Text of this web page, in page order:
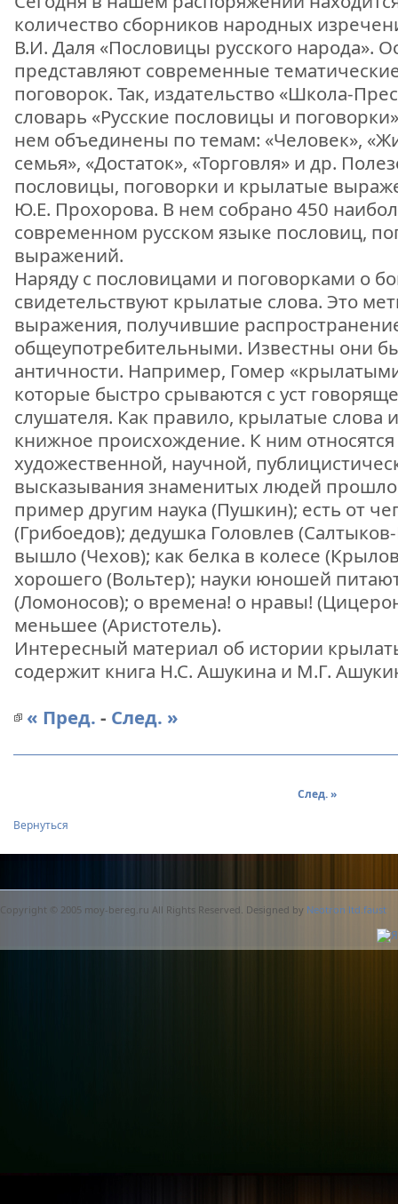
количество сборников народных
В.И. Даля «Пословицы русского народа».
представляют современные
поговорок. Так, издательство «Школа-
словарь «Русские пословицы и
нем объединены по темам: «Человек»,
семья», «Достаток», «Торговля» и др.
пословицы, поговорки и крылатые
Ю.Е. Прохорова. В нем собрано 450
современном русском языке пословиц,
выражений.
Наряду с пословицами и поговорками о
свидетельствуют крылатые слова. Это
выражения, получившие
общеупотребительными. Известны они
античности. Например, Гомер
которые быстро срываются с уст
слушателя. Как правило, крылатые
книжное происхождение. К ним
художественной, научной,
высказывания знаменитых людей
пример другим наука (Пушкин); есть от
(Грибоедов); дедушка Головлев
вышло (Чехов); как белка в колесе
хорошего (Вольтер); науки юношей
(Ломоносов); о времена! о нравы!
меньшее (Аристотель).
Интересный материал об истории
содержит книга Н.С. Ашукина и М.Г.
« Пред. - След. »
След. »
Вернуться
Copyright © 2005 moy-bereg.ru All Rights Reserved. Designed by Neotron ltd.faust